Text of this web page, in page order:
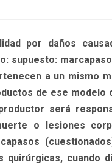
por daños
supuesto:
a un mismo
de ese modelo
será
o lesiones
cuando